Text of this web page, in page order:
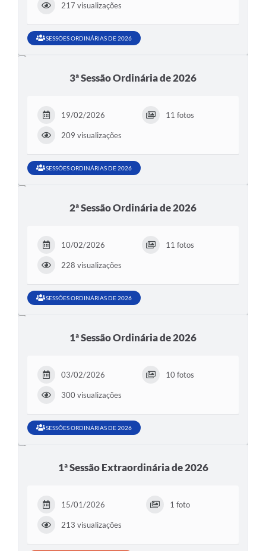
217 visualizações
SESSÕES ORDINÁRIAS DE 2026
3ª Sessão Ordinária de 2026
19/02/2026 11 fotos
209 visualizações
SESSÕES ORDINÁRIAS DE 2026
2ª Sessão Ordinária de 2026
10/02/2026 11 fotos
228 visualizações
SESSÕES ORDINÁRIAS DE 2026
1ª Sessão Ordinária de 2026
03/02/2026 10 fotos
300 visualizações
SESSÕES ORDINÁRIAS DE 2026
1ª Sessão Extraordinária de 2026
15/01/2026 1 foto
213 visualizações